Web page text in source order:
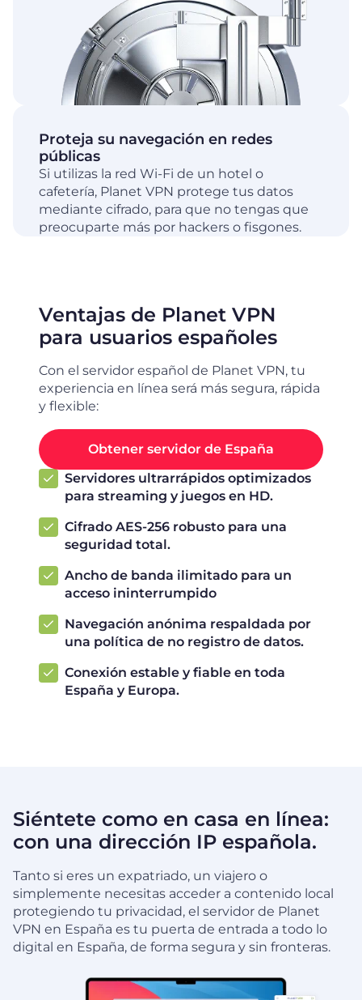
Proteja su navegación en redes
públicas
Si utilizas la red Wi-Fi de un hotel o
cafetería, Planet VPN protege tus datos
mediante cifrado, para que no tengas que
preocuparte más por hackers o fisgones.
Ventajas de Planet VPN
para usuarios españoles
Con el servidor español de Planet VPN, tu
experiencia en línea será más segura, rápida
y flexible:
Obtener servidor de España
Servidores ultrarrápidos optimizados
para streaming y juegos en HD.
Cifrado AES-256 robusto para una
seguridad total.
Ancho de banda ilimitado para un
acceso ininterrumpido
Navegación anónima respaldada por
una política de no registro de datos.
Conexión estable y fiable en toda
España y Europa.
Siéntete como en casa en línea:
con una dirección IP española.
Tanto si eres un expatriado, un viajero o
simplemente necesitas acceder a contenido local
protegiendo tu privacidad, el servidor de Planet
VPN en España es tu puerta de entrada a todo lo
digital en España, de forma segura y sin fronteras.